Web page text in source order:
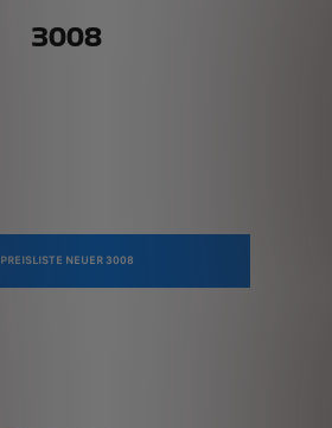
3008
PREISLISTE NEUER 3008